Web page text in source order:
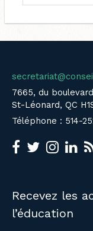
7665, du
St-Léonard, QC
Téléphone : 514-
Recevez les
l’éducation